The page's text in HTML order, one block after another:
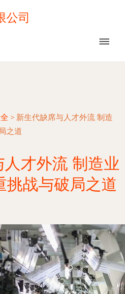
公司
> 新生代缺席与人才外流 制造
之道
才外流 制造业
挑战与破局之道